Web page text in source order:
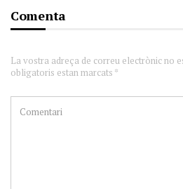
Comenta
La vostra adreça de correu electrònic no
obligatoris estan marcats *